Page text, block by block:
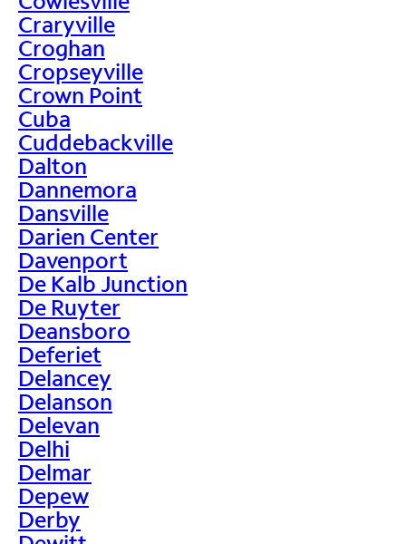
Craryville
Croghan
Cropseyville
Crown Point
Cuba
Cuddebackville
Dalton
Dannemora
Dansville
Darien Center
Davenport
De Kalb Junction
De Ruyter
Deansboro
Deferiet
Delancey
Delanson
Delevan
Delhi
Delmar
Depew
Derby